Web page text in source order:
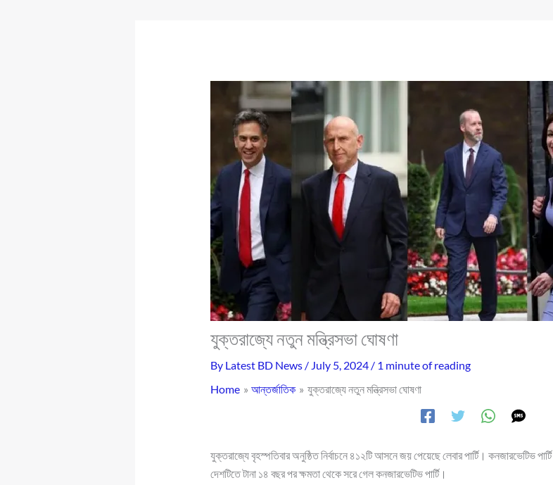
যুক্তরাজ্যে নতুন মন্ত্রিসভা ঘোষণা
By Latest BD News / July 5, 2024 / 1 minute of reading
Home
আন্তর্জাতিক যুক্তরাজ্যে নতুন মন্ত্রিসভা ঘোষণা
যুক্তরাজ্যে বৃহস্পতিবার অনুষ্ঠিত নির্বাচনে ৪১২টি আসনে জয় পেয়েছে লেবার পার্টি। কনজারভেটিভ
দেশটিতে টানা ১৪ বছর পর ক্ষমতা থেকে সরে গেল কনজারভেটিভ পার্টি।